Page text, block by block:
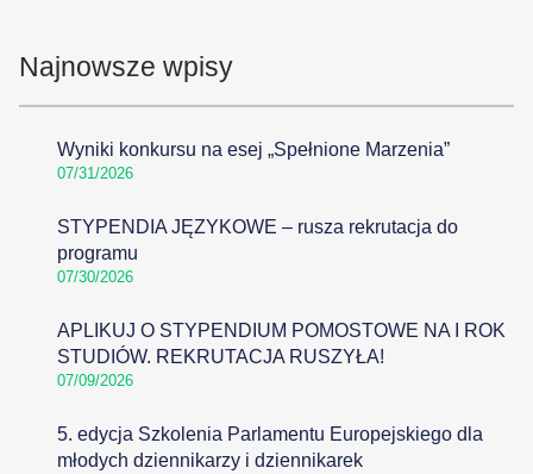
Najnowsze wpisy
Wyniki konkursu na esej „Spełnione Marzenia”
07/31/2026
STYPENDIA JĘZYKOWE – rusza rekrutacja do
programu
07/30/2026
APLIKUJ O STYPENDIUM POMOSTOWE NA I ROK
STUDIÓW. REKRUTACJA RUSZYŁA!
07/09/2026
5. edycja Szkolenia Parlamentu Europejskiego dla
młodych dziennikarzy i dziennikarek